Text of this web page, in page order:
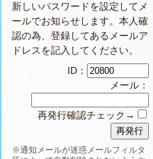
新しいパスワードを設定してメ
ールでお知らせします。本人確
認の為、登録してあるメールア
ドレスを記入してください。
ID：
メール：
再発行確認チェック→
※通知メールが迷惑メールフィルタ